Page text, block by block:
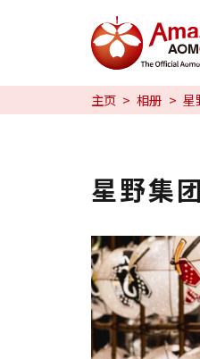
主页 相册 星
星野集